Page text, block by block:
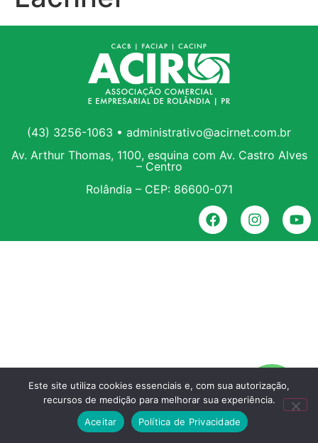
(43) 3256-1063 • administrativo@acirnet.com.br
Av. Arthur Thomas, 1100, esquina com Av. Castro Alves
– Centro
Rolândia – CEP: 86600-071
Este site utiliza cookies essenciais e, com sua autorização,
recursos de medição para melhorar sua experiência.
Aceitar
Política de Privacidade